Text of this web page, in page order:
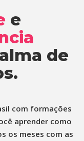
e
de
com formações
aprender como
os meses com as